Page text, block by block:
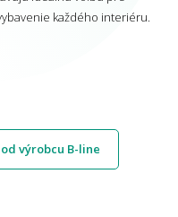
každého interiéru.
výrobcu B-line